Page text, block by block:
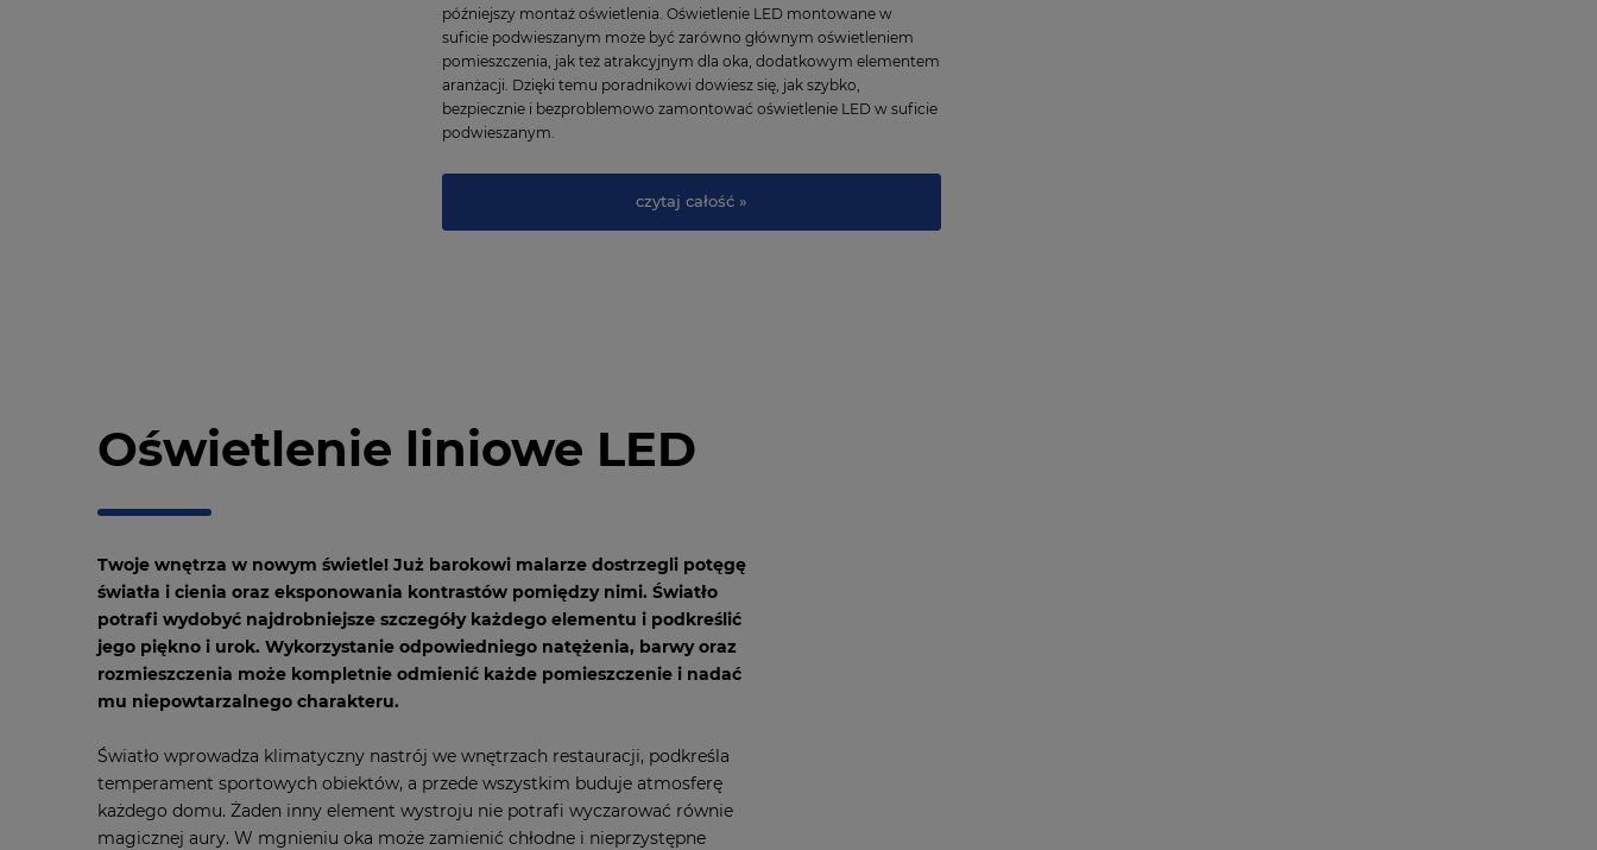
późniejszy montaż oświetlenia. Oświetlenie LED montowane w
suficie podwieszanym może być zarówno głównym oświetleniem
pomieszczenia, jak też atrakcyjnym dla oka, dodatkowym elementem
aranżacji. Dzięki temu poradnikowi dowiesz się, jak szybko,
bezpiecznie i bezproblemowo zamontować oświetlenie LED w suficie
podwieszanym.
czytaj całość »
Oświetlenie liniowe LED
Twoje wnętrza w nowym świetle! Już barokowi malarze dostrzegli potęgę
światła i cienia oraz eksponowania kontrastów pomiędzy nimi. Światło
potrafi wydobyć najdrobniejsze szczegóły każdego elementu i podkreślić
jego piękno i urok. Wykorzystanie odpowiedniego natężenia, barwy oraz
rozmieszczenia może kompletnie odmienić każde pomieszczenie i nadać
mu niepowtarzalnego charakteru.
Światło wprowadza klimatyczny nastrój we wnętrzach restauracji, podkreśla
temperament sportowych obiektów, a przede wszystkim buduje atmosferę
każdego domu. Żaden inny element wystroju nie potrafi wyczarować równie
magicznej aury. W mgnieniu oka może zamienić chłodne i nieprzystępne